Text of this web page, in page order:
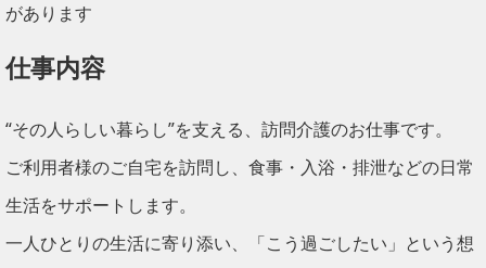
があります
仕事内容
“その人らしい暮らし”を支える、訪問介護のお仕事です。
ご利用者様のご自宅を訪問し、食事・入浴・排泄などの日常
生活をサポートします。
一人ひとりの生活に寄り添い、「こう過ごしたい」という想